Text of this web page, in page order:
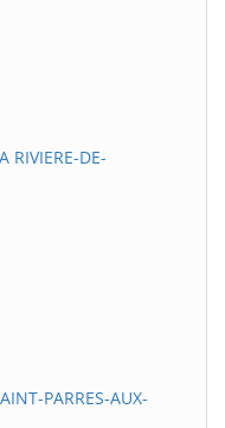
DE-
PARRES-AUX-